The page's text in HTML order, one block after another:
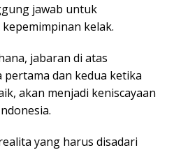
jawab untuk
kelak.
jabaran di atas
dan kedua ketika
akan menjadi keniscayaan
yang harus disadari